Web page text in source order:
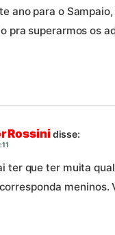
ano para o
pra superarmos os
Rossinidisse:
ter que ter muita
meninos.